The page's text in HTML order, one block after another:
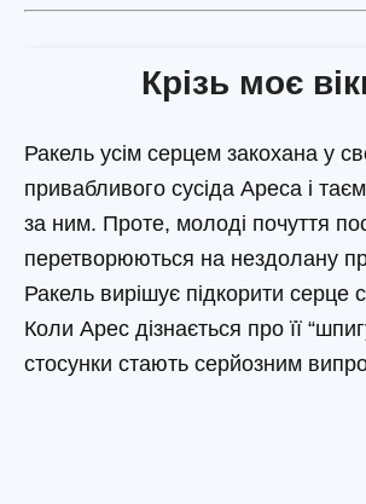
Крізь моє
Ракель усім серцем закохана у
привабливого сусіда Ареса і
за ним. Проте, молоді почуття
перетворюються на нездолану
Ракель вирішує підкорити серце
Коли Арес дізнається про її
стосунки стають серйозним